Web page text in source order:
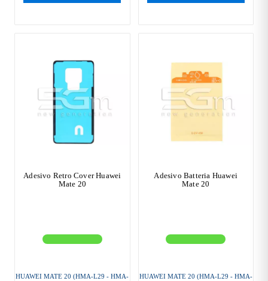
Adesivo Retro Cover Huawei
Mate 20
HUAWEI MATE 20 (HMA-L29 - HMA-
Adesivo Batteria Huawei
Mate 20
HUAWEI MATE 20 (HMA-L29 - HMA-